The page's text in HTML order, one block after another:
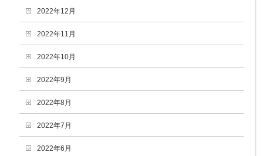
2022年12月
2022年11月
2022年10月
2022年9月
2022年8月
2022年7月
2022年6月